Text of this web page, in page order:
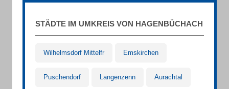
STÄDTE IM UMKREIS VON HAGENBÜCHACH
Wilhelmsdorf Mittelfr Emskirchen
Puschendorf Langenzenn Aurachtal